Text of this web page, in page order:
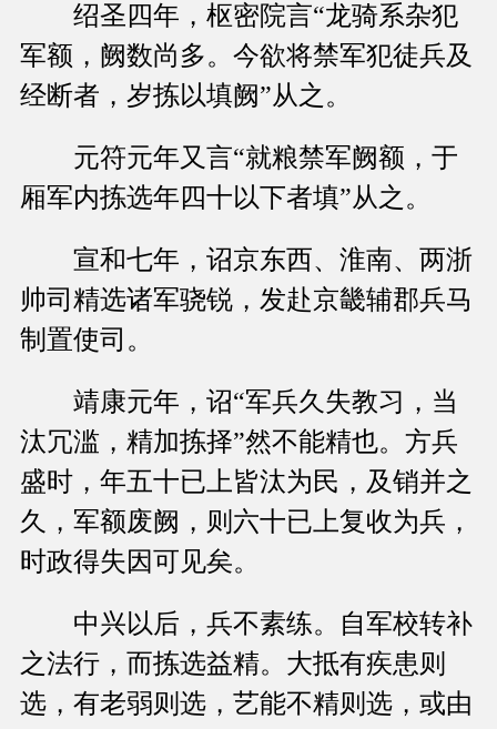
绍圣四年，枢密院言“龙骑系杂犯
军额，阙数尚多。今欲将禁军犯徒兵及
经断者，岁拣以填阙”从之。
元符元年又言“就粮禁军阙额，于
厢军内拣选年四十以下者填”从之。
宣和七年，诏京东西、淮南、两浙
帅司精选诸军骁锐，发赴京畿辅郡兵马
制置使司。
靖康元年，诏“军兵久失教习，当
汰冗滥，精加拣择”然不能精也。方兵
盛时，年五十已上皆汰为民，及销并之
久，军额废阙，则六十已上复收为兵，
时政得失因可见矣。
中兴以后，兵不素练。自军校转补
之法行，而拣选益精。大抵有疾患则
选，有老弱则选，艺能不精则选，或由